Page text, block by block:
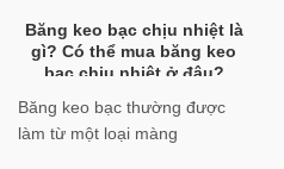
Băng keo bạc chịu nhiệt là
gì? Có thể mua băng keo
bạc chịu nhiệt ở đâu?
Băng keo bạc thường được
làm từ một loại màng